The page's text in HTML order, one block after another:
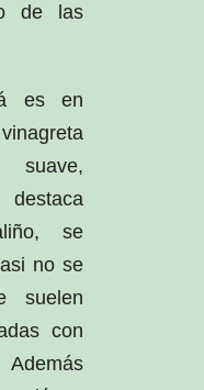
de las
es en
suave,
se
no se
suelen
con
Además